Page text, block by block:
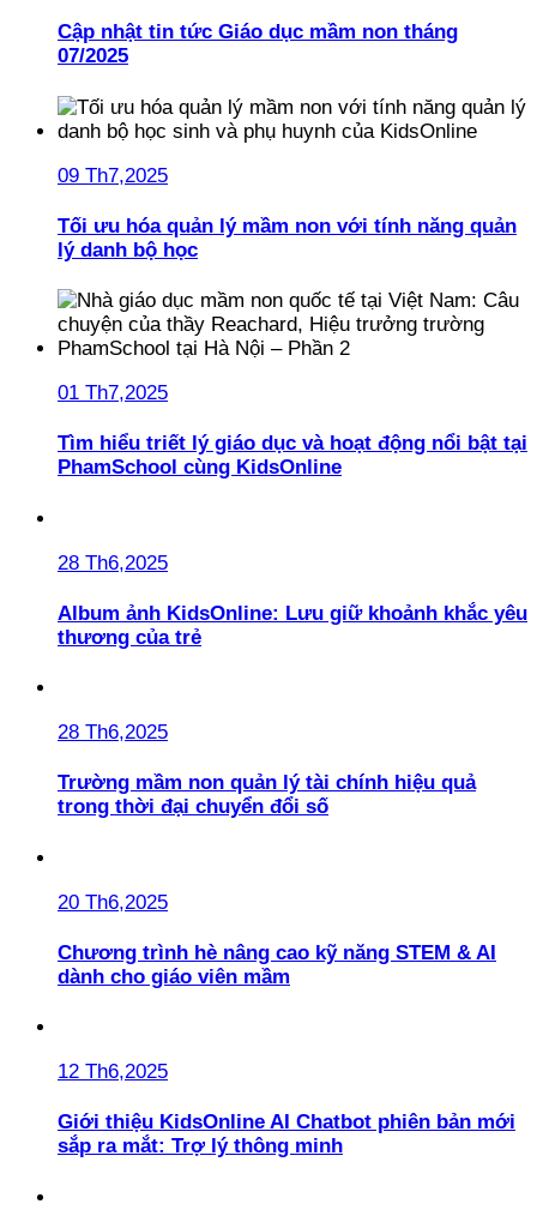
Cập nhật tin tức Giáo dục mầm non tháng
07/2025
09 Th7,2025
Tối ưu hóa quản lý mầm non với tính năng quản
lý danh bộ học
01 Th7,2025
Tìm hiểu triết lý giáo dục và hoạt động nổi bật tại
PhamSchool cùng KidsOnline
28 Th6,2025
Album ảnh KidsOnline: Lưu giữ khoảnh khắc yêu
thương của trẻ
28 Th6,2025
Trường mầm non quản lý tài chính hiệu quả
trong thời đại chuyển đổi số
20 Th6,2025
Chương trình hè nâng cao kỹ năng STEM & AI
dành cho giáo viên mầm
12 Th6,2025
Giới thiệu KidsOnline AI Chatbot phiên bản mới
sắp ra mắt: Trợ lý thông minh